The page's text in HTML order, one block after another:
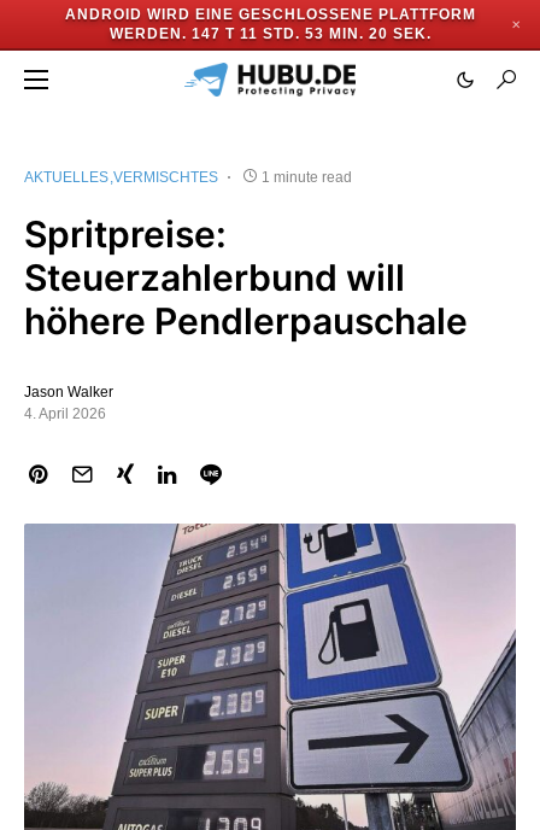
ANDROID WIRD EINE GESCHLOSSENE PLATTFORM
WERDEN. 147 T 11 STD. 53 MIN. 20 SEK.
✕
AKTUELLES VERMISCHTES 1 minute read
Spritpreise:
Steuerzahlerbund will
höhere Pendlerpauschale
Jason Walker
4. April 2026